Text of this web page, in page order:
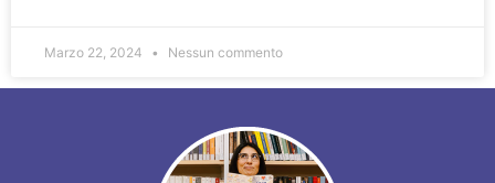
Marzo 22, 2024 Nessun commento